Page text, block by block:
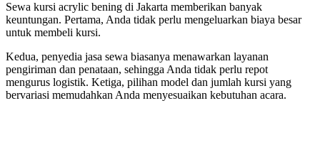
Sewa kursi acrylic bening di Jakarta memberikan banyak
keuntungan. Pertama, Anda tidak perlu mengeluarkan biaya besar
untuk membeli kursi.
Kedua, penyedia jasa sewa biasanya menawarkan layanan
pengiriman dan penataan, sehingga Anda tidak perlu repot
mengurus logistik. Ketiga, pilihan model dan jumlah kursi yang
bervariasi memudahkan Anda menyesuaikan kebutuhan acara.